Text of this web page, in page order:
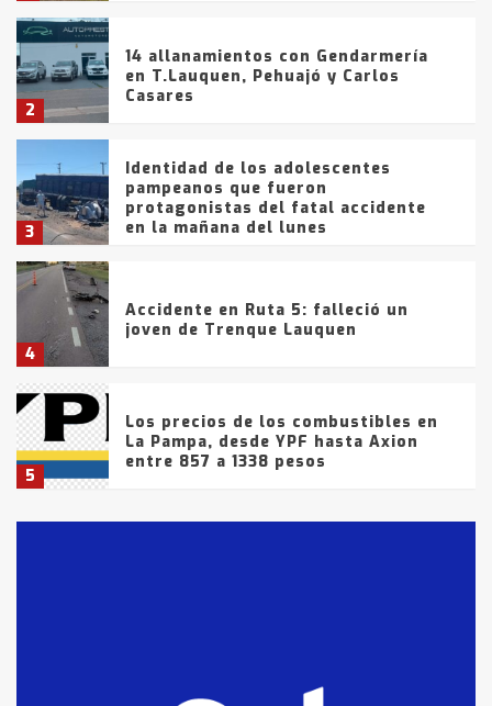
2
14 allanamientos con Gendarmería
en T.Lauquen, Pehuajó y Carlos
Casares
3
Identidad de los adolescentes
pampeanos que fueron
protagonistas del fatal accidente
en la mañana del lunes
4
Accidente en Ruta 5: falleció un
joven de Trenque Lauquen
5
Los precios de los combustibles en
La Pampa, desde YPF hasta Axion
entre 857 a 1338 pesos
fueron detenidos por